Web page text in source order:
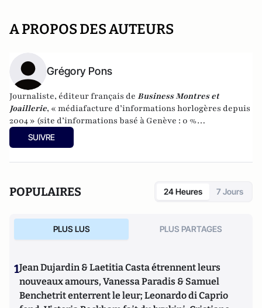
A PROPOS DES AUTEURS
Grégory Pons
Journaliste, éditeur français de Business Montres et
Joaillerie, « médiafacture d’informations horlogères depuis
2004 » (site d’informations basé à Genève : 0 %
publicité-100 % liberté), spécialiste du marketing horloger
et de l’analyse des marchés de la montre.
SUIVRE
POPULAIRES 24 Heures 7 Jours
PLUS LUS PLUS PARTAGES
1Jean Dujardin & Laetitia Casta étrennent leurs
nouveaux amours, Vanessa Paradis & Samuel
Benchetrit enterrent le leur; Leonardo di Caprio